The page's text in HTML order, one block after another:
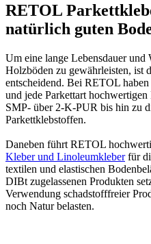
RETOL
natürlich guten
Um eine lange Lebensdauer und
Holzböden zu gewährleisten, ist
entscheidend. Bei RETOL
und jede Parkettart
SMP- über 2-K-PUR bis hin zu
Parkettklebstoffen.
Daneben führt RETOL
Kleber und Linoleumkleberfür
textilen und elastischen
DIBt zugelassenen Produkten
Verwendung schadstofffreier
noch Natur belasten.